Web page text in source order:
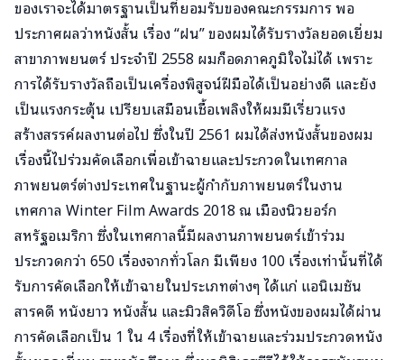
ของเราจะได้มาตรฐานเป็นที่ยอมรับของคณะกรรมการ พอ
ประกาศผลว่าหนังสั้น เรื่อง “ฝน” ของผมได้รับรางวัลยอดเยี่ยม
สาขาภาพยนตร์ ประจำปี 2558 ผมก็อดภาคภูมิใจไม่ได้ เพราะ
การได้รับรางวัลถือเป็นเครื่องพิสูจน์ฝีมือได้เป็นอย่างดี และยัง
เป็นแรงกระตุ้น เปรียบเสมือนเชื้อเพลิงให้ผมมีเรี่ยวแรง
สร้างสรรค์ผลงานต่อไป ซึ่งในปี 2561 ผมได้ส่งหนังสั้นของผม
เรื่องนี้ไปร่วมคัดเลือกเพื่อเข้าฉายและประกวดในเทศกาล
ภาพยนตร์ต่างประเทศในฐานะผู้กำกับภาพยนตร์ในงาน
เทศกาล Winter Film Awards 2018 ณ เมืองนิวยอร์ก
สหรัฐอเมริกา ซึ่งในเทศกาลนี้มีผลงานภาพยนตร์เข้าร่วม
ประกวดกว่า 650 เรื่องจากทั่วโลก มีเพียง 100 เรื่องเท่านั้นที่ได้
รับการคัดเลือกให้เข้าฉายในประเภทต่างๆ ได้แก่ แอนิเมชัน
สารคดี หนังยาว หนังสั้น และมิวสิควิดีโอ ซึ่งหนังของผมได้ผ่าน
การคัดเลือกเป็น 1 ใน 4 เรื่องที่ให้เข้าฉายและร่วมประกวดหนัง